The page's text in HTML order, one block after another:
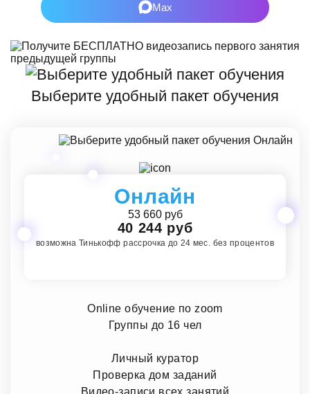
Max
Выберите удобный пакет обучения
Онлайн
53 660 руб
40 244 руб
возможна Тинькофф рассрочка до 24 мес. без процентов
Online обучение по zoom
Группы до 16 чел
Личный куратор
Проверка дом заданий